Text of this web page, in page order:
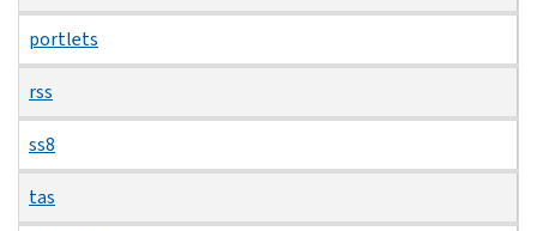
portlets
rss
ss8
tas